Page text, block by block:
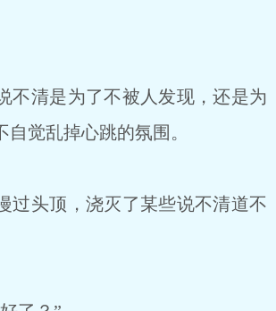
清是为了不被人发现，还是为
自觉乱掉心跳的氛围。
过头顶，浇灭了某些说不清道不